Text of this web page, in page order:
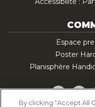
Espace
Poster
Planisphère
By clicking “Accept All